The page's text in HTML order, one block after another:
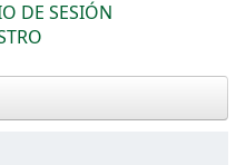
DE SESIÓN